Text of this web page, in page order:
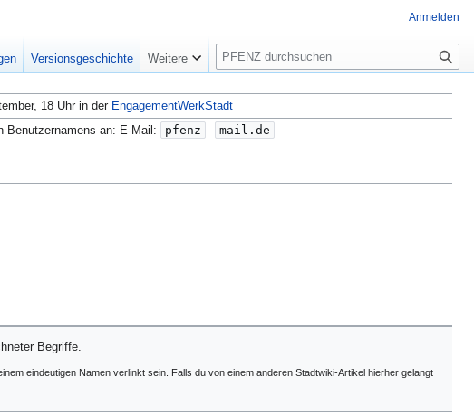
18 Uhr in der EngagementWerkStadt
Benutzernamens an: E-Mail:
pfenz mail.de
Begriffe.
eindeutigen Namen verlinkt sein. Falls du von einem anderen Stadtwiki-Artikel hierher gelangt
Anmelden
Versionsgeschichte Weitere
S
u
c
h
e